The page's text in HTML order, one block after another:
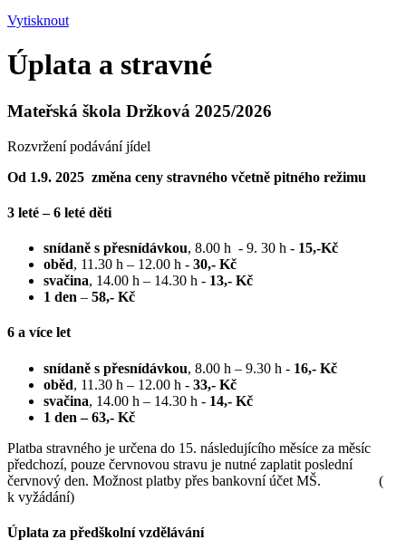
Vytisknout
Úplata a stravné
Mateřská škola Držková 2025/2026
Rozvržení podávání jídel
Od 1.9. 2025 změna ceny stravného včetně pitného režimu
3 leté – 6 leté děti
snídaně s přesnídávkou, 8.00 h - 9. 30 h - 15,-Kč
oběd, 11.30 h – 12.00 h - 30,- Kč
svačina, 14.00 h – 14.30 h - 13,- Kč
1 den – 58,- Kč
6 a více let
snídaně s přesnídávkou, 8.00 h – 9.30 h - 16,- Kč
oběd, 11.30 h – 12.00 h - 33,- Kč
svačina, 14.00 h – 14.30 h - 14,- Kč
1 den – 63,- Kč
Platba stravného je určena do 15. následujícího měsíce za měsíc
předchozí, pouze červnovou stravu je nutné zaplatit poslední
červnový den. Možnost platby přes bankovní účet MŠ. (
k vyžádání)
Úplata za předškolní vzdělávání